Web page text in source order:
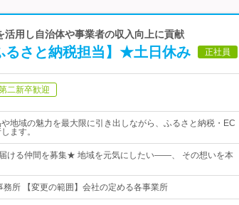
用し自治体や事業者の収入向上に貢献
るさと納税担当】★土日休み 正社員
二新卒歓迎
地域の魅力を最大限に引き出しながら、ふるさと納税・EC
ます。
ける仲間を募集★ 地域を元気にしたい――、 その想いを本
所 【変更の範囲】会社の定める各事業所